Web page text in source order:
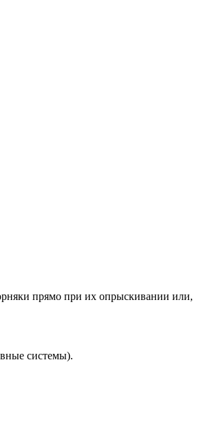
прямо при их опрыскивании или,
системы).